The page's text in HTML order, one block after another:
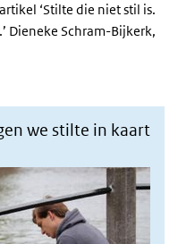
‘Stilte die niet stil is.
Dieneke Schram-Bijkerk,
we stilte in kaart